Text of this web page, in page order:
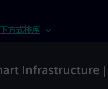
方式排序
Infrastructure